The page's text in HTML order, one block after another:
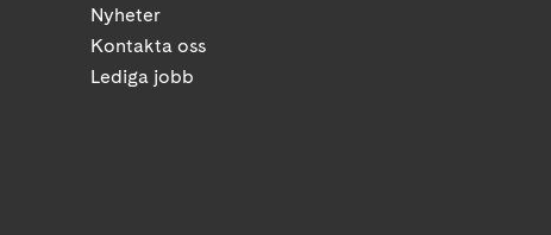
Nyheter
Kontakta oss
Lediga jobb